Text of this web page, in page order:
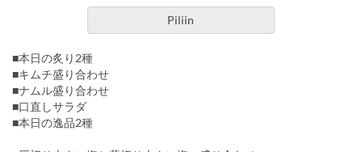
Piliin
■本日の炙り2種
■キムチ盛り合わせ
■ナムル盛り合わせ
■口直しサラダ
■本日の逸品2種